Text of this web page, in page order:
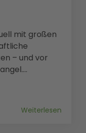
mit großen
– und vor
Weiterlesen